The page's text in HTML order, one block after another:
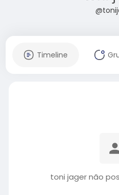
Timeline
toni jager não